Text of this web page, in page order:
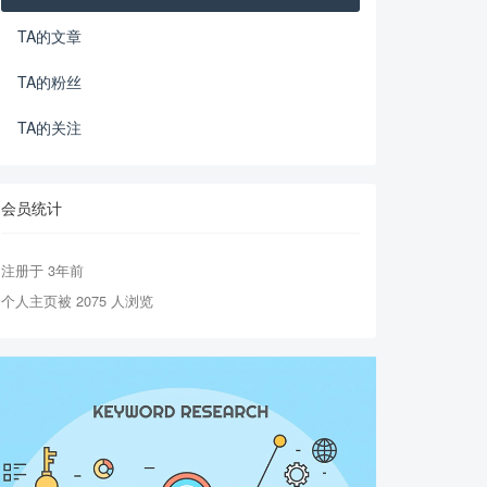
TA的文章
TA的粉丝
TA的关注
会员统计
注册于 3年前
个人主页被 2075 人浏览